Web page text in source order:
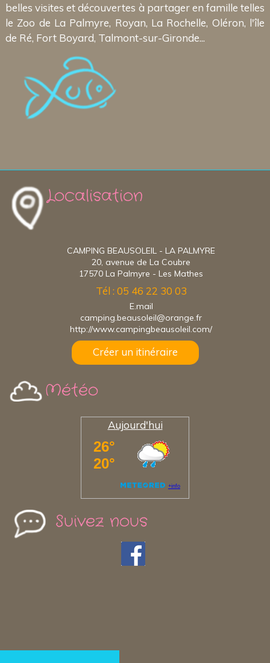
belles visites et découvertes à partager en famille telles
le Zoo de La Palmyre, Royan, La Rochelle, Oléron, l'île
de Ré, Fort Boyard, Talmont-sur-Gironde...
Localisation
CAMPING BEAUSOLEIL - LA PALMYRE
20, avenue de La Coubre
17570 La Palmyre - Les Mathes
Tél : 05 46 22 30 03
E.mail
camping.beausoleil@orange.fr
http://www.campingbeausoleil.com/
Créer un itinéraire
Météo
Aujourd'hui
Suivez nous